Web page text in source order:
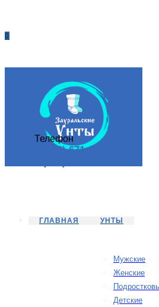
0
Телефон
8 (922) 671-95-75
ГЛАВНАЯ УНТЫ
Мужские
Женские
Детские